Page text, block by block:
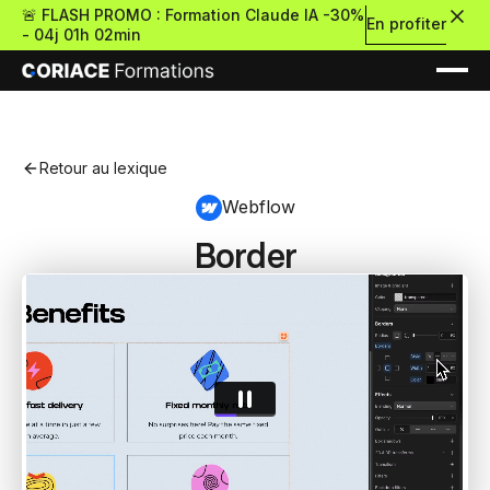
🚨 FLASH PROMO : Formation Claude IA -30%
- 04j 01h 02min
En profiter
Retour
Ressources Premium
Formations
Pour découvrir le no-
À propos
Retour au lexique
Webflow
Border